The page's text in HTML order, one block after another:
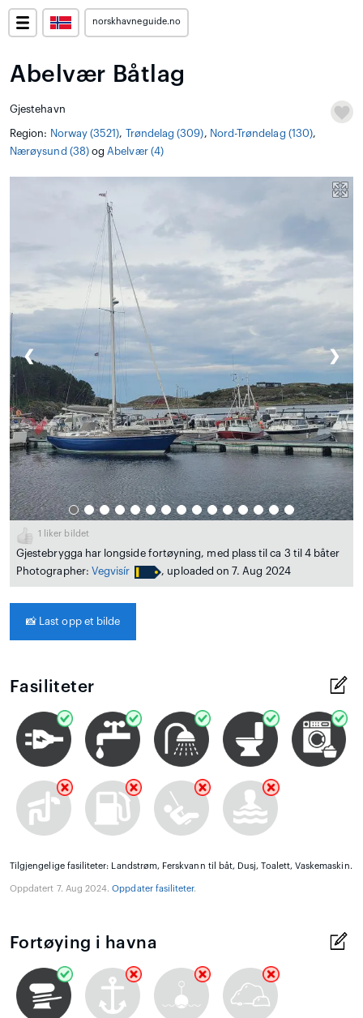
norskhavneguide.no
Abelvær Båtlag
Gjestehavn
Region: Norway (3521), Trøndelag (309), Nord-Trøndelag (130),
Nærøysund (38)og Abelvær (4)
❮ ❯
1 liker bildet
Gjestebrygga har longside fortøyning, med plass til ca 3 til 4 båter
Photographer: Vegvisír , uploaded on 7. Aug 2024
📸 Last opp et bilde
Fasiliteter
Tilgjengelige fasiliteter: Landstrøm, Ferskvann til båt, Dusj, Toalett, Vaskemaskin.
Oppdatert 7. Aug 2024.Oppdater fasiliteter.
Fortøying i havna